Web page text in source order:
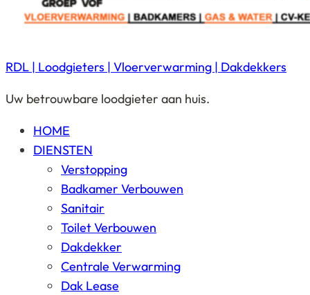
RDL | Loodgieters | Vloerverwarming | Dakdekkers
Uw betrouwbare loodgieter aan huis.
HOME
DIENSTEN
Verstopping
Badkamer Verbouwen
Sanitair
Toilet Verbouwen
Dakdekker
Centrale Verwarming
Dak Lease